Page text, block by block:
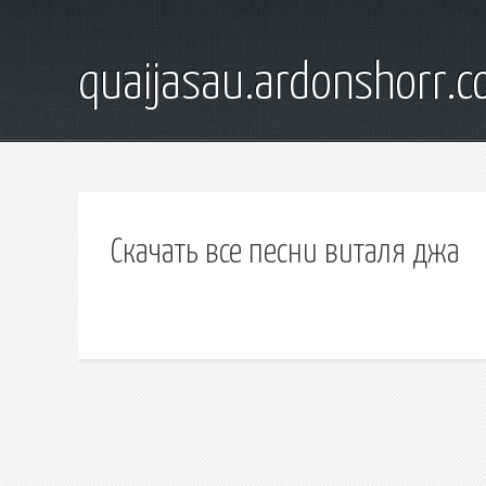
Скачать все песни виталя джа